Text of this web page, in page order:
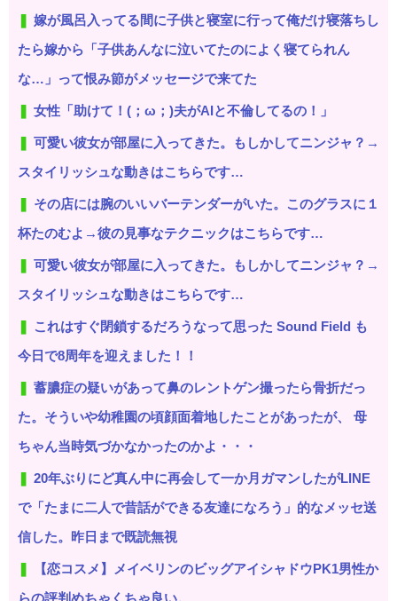
嫁が風呂入ってる間に子供と寝室に行って俺だけ寝落ちし
たら嫁から「子供あんなに泣いてたのによく寝てられん
な…」って恨み節がメッセージで来てた
女性「助けて！(；ω；)夫がAIと不倫してるの！」
可愛い彼女が部屋に入ってきた。もしかしてニンジャ？→
スタイリッシュな動きはこちらです…
その店には腕のいいバーテンダーがいた。このグラスに１
杯たのむよ→彼の見事なテクニックはこちらです…
可愛い彼女が部屋に入ってきた。もしかしてニンジャ？→
スタイリッシュな動きはこちらです…
これはすぐ閉鎖するだろうなって思った Sound Field も
今日で8周年を迎えました！！
蓄膿症の疑いがあって鼻のレントゲン撮ったら骨折だっ
た。そういや幼稚園の頃顔面着地したことがあったが、 母
ちゃん当時気づかなかったのかよ・・・
20年ぶりにど真ん中に再会して一か月ガマンしたがLINE
で「たまに二人で昔話ができる友達になろう」的なメッセ送
信した。昨日まで既読無視
【恋コスメ】メイベリンのビッグアイシャドウPK1男性か
らの評判めちゃくちゃ良い。